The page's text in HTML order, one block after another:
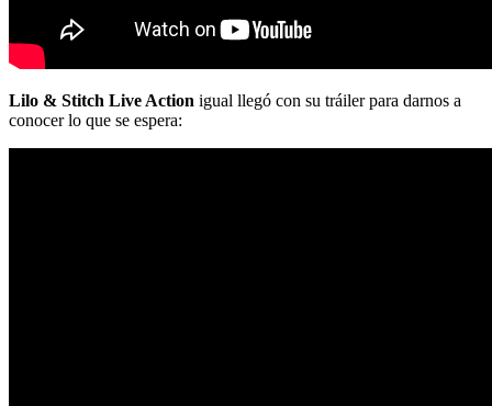
Lilo & Stitch Live Action igual llegó con su tráiler para darnos a
conocer lo que se espera: